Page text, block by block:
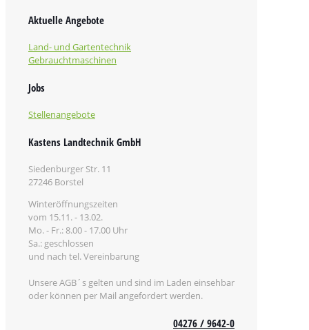
Aktuelle Angebote
Land- und Gartentechnik
Gebrauchtmaschinen
Jobs
Stellenangebote
Kastens Landtechnik GmbH
Siedenburger Str. 11
27246 Borstel
Winteröffnungszeiten
vom 15.11. - 13.02.
Mo. - Fr.: 8.00 - 17.00 Uhr
Sa.: geschlossen
und nach tel. Vereinbarung
Unsere AGB´s gelten und sind im Laden einsehbar
oder können per Mail angefordert werden.
04276 / 9642-0